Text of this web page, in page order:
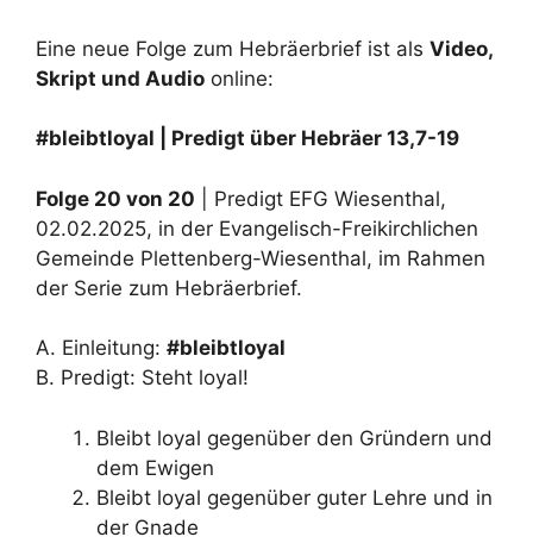
Eine neue Folge zum Hebräerbrief ist als Video,
Skript und Audio online:
#bleibtloyal | Predigt über Hebräer 13,7-19
Folge 20 von 20 | Predigt EFG Wiesenthal,
02.02.2025, in der Evangelisch-Freikirchlichen
Gemeinde Plettenberg-Wiesenthal, im Rahmen
der Serie zum Hebräerbrief.
A. Einleitung: #bleibtloyal
B. Predigt: Steht loyal!
Bleibt loyal gegenüber den Gründern und
dem Ewigen
Bleibt loyal gegenüber guter Lehre und in
der Gnade